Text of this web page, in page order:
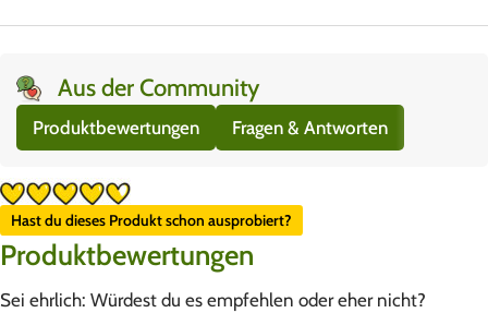
Aus der Community
Produktbewertungen Fragen & Antworten
Hast du dieses Produkt schon ausprobiert?
Produktbewertungen
Sei ehrlich: Würdest du es empfehlen oder eher nicht?